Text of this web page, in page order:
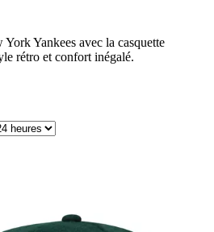
Yankees avec la casquette
rétro et confort inégalé.